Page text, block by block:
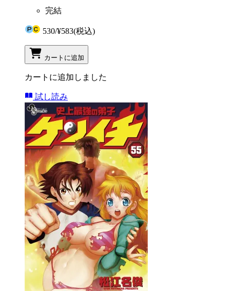
完結
530/¥583(税込)
カートに追加
カートに追加しました
試し読み